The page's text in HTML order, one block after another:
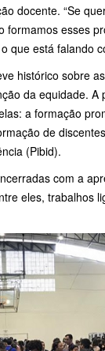
docente. “Se
esses
que está falando
histórico sobre
da equidade.
a formação
de
(Pibid).
com a
eles, trabalhos